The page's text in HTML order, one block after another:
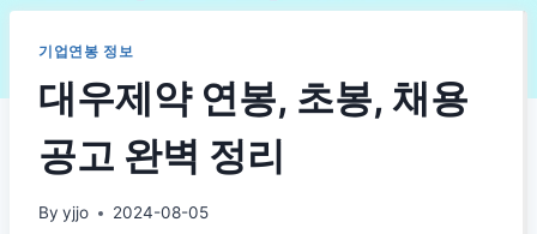
기업연봉 정보
대우제약 연봉, 초봉, 채용
공고 완벽 정리
By yjjo 2024-08-05